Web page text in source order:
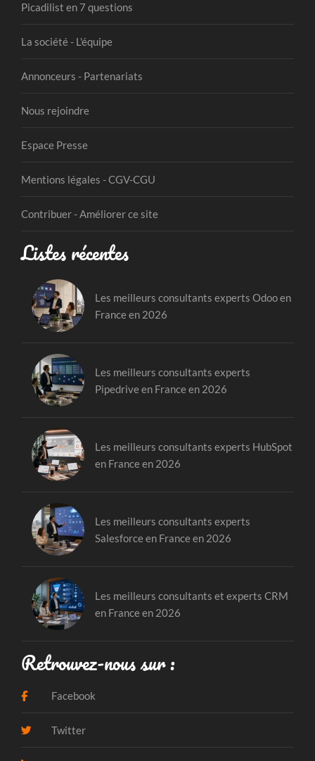
Picadilist en 7 questions
La société - L'équipe
Annonceurs - Partenariats
Nous rejoindre
Espace Presse
Mentions légales - CGV-CGU
Contribuer - Améliorer ce site
Listes récentes
Les meilleurs consultants experts Odoo en
France en 2026
Les meilleurs consultants experts
Pipedrive en France en 2026
Les meilleurs consultants experts HubSpot
en France en 2026
Les meilleurs consultants experts
Salesforce en France en 2026
Les meilleurs consultants et experts CRM
en France en 2026
Retrouvez-nous sur :
Facebook
Twitter